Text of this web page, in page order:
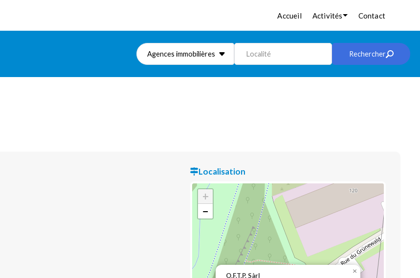
Accueil Activités Contact
Agences immobilières Localité Rechercher
Localisation
O.F.T.P. Sàrl
×
+
−